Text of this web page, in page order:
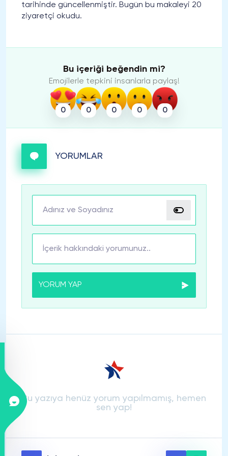
tarihinde güncellenmiştir. Bugün bu makaleyi 20
ziyaretçi okudu.
Bu içeriği beğendin mi?
Emojilerle tepkini insanlarla paylaş!
0 0 0 0 0
YORUMLAR
YORUM YAP
Bu yazıya henüz yorum yapılmamış, hemen
sen yap!